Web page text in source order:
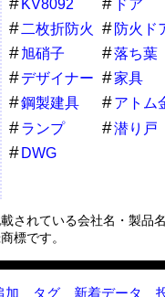
KV8092
ドア
二枚折防火
ドア
防火ド
旭硝子
落ち葉
デザイナー
ズ
家具
鋼製建具
アトム
ランプ
潜り戸
DWG
されている会社名・製品
標です。
加 タグ 新着データ